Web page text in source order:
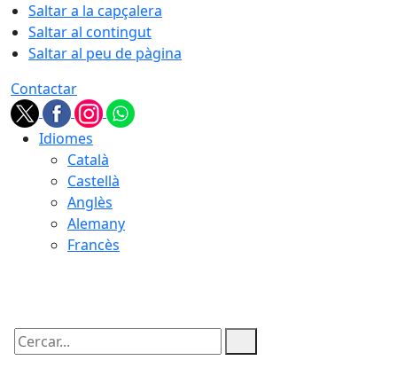
Saltar a la capçalera
Saltar al contingut
Saltar al peu de pàgina
Contactar
Idiomes
Català
Castellà
Anglès
Alemany
Francès
Cercar: